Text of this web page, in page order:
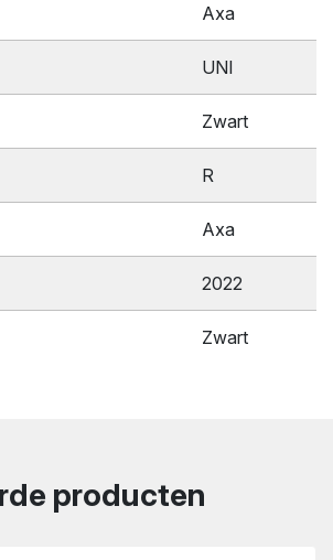
Axa
UNI
Zwart
R
Axa
2022
Zwart
producten